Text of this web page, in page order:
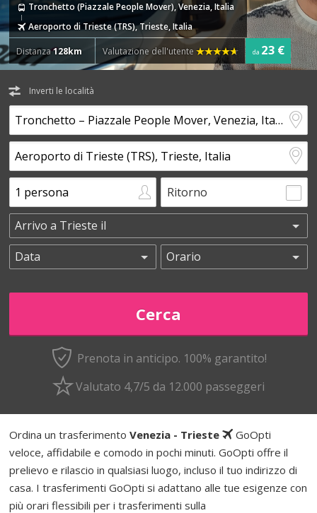
Tronchetto (Piazzale People Mover), Venezia, Italia
Aeroporto di Trieste (TRS), Trieste, Italia
Distanza128km Valutazione dell'utente da 23 €
Inverti le località
Ritorno
Prenota in anticipo. 100% garantito!
Valutato 4,7/5 da 12.000 passeggeri
Ordina un trasferimentoVenezia - Trieste
GoOpti
veloce, affidabile e comodo in pochi minuti. GoOpti offre il
prelievo e rilascio in qualsiasi luogo, incluso il tuo indirizzo di
casa. I trasferimenti GoOpti si adattano alle tue esigenze con
più orari flessibili per i trasferimenti sulla